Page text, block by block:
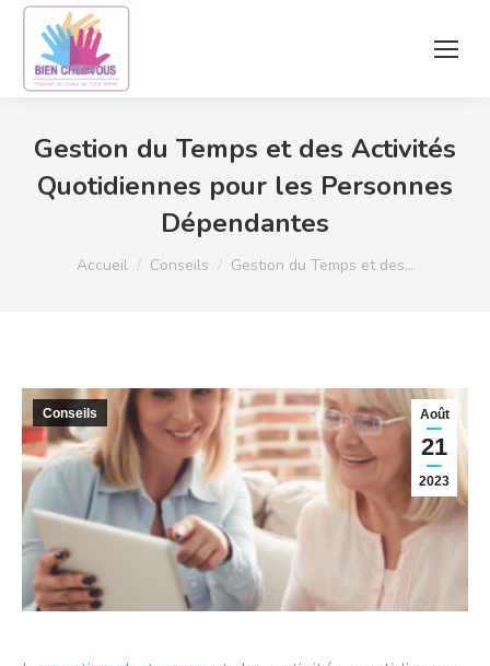
Gestion du Temps et des Activités
Quotidiennes pour les Personnes
Dépendantes
Vous êtes ici :
Accueil Conseils Gestion du Temps et des…
Août
21
2023
Conseils